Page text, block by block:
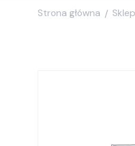
Strona główna / Sklep